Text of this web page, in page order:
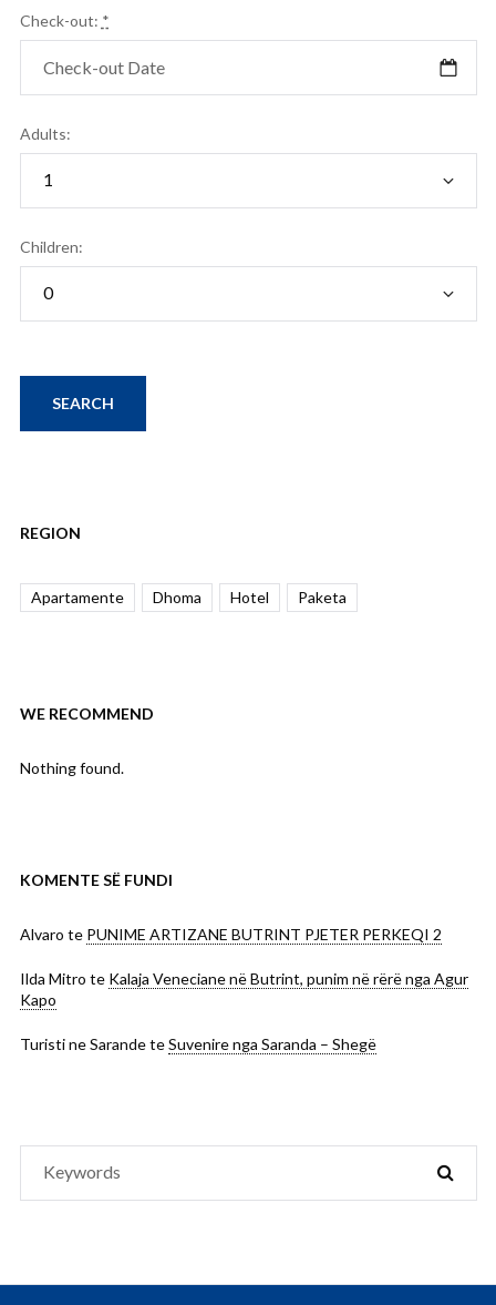
Check-out: *
Adults:
Children:
REGION
Apartamente Dhoma Hotel Paketa
WE RECOMMEND
Nothing found.
KOMENTE SË FUNDI
Alvaro te PUNIME ARTIZANE BUTRINT PJETER PERKEQI 2
Ilda Mitro te Kalaja Veneciane në Butrint, punim në rërë nga Agur
Kapo
Turisti ne SarandeteSuvenire nga Saranda – Shegë